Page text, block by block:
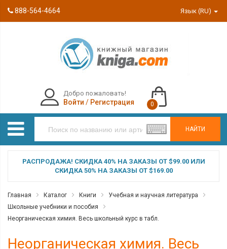
888-564-4664 Язык (RU)
НАЙТИ
Добро пожаловать!
Войти / Регистрация 0
РАСПРОДАЖА! СКИДКА 40% НА ЗАКАЗЫ ОТ $99.00 ИЛИ
СКИДКА 50% НА ЗАКАЗЫ ОТ $169.00
Главная Каталог Книги
Учебная и научная литература
Школьные учебники и пособия
Неорганическая химия. Весь школьный курс в табл.
Неорганическая химия. Весь